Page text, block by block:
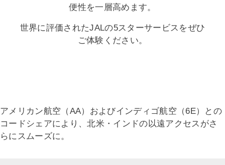
便性を一層高めます。
世界に評価されたJALの5スターサービスをぜひ
ご体験ください。
アメリカン航空（AA）およびインディゴ航空（6E）との
コードシェアにより、北米・インドの以遠アクセスがさ
らにスムーズに。